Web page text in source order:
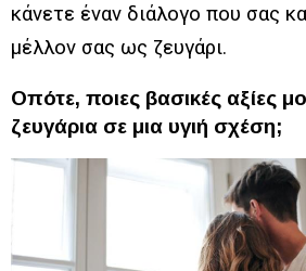
κάνετε έναν διάλογο που σας
μέλλον σας ως ζευγάρι.
Οπότε, ποιες βασικές αξίες
ζευγάρια σε μια υγιή σχέση;